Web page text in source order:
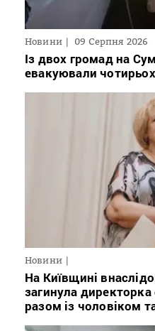
Новини 09 Серпня 2026
Із двох громад на
евакуювали
Новини
На Київщині
загинула
разом із чоловіком